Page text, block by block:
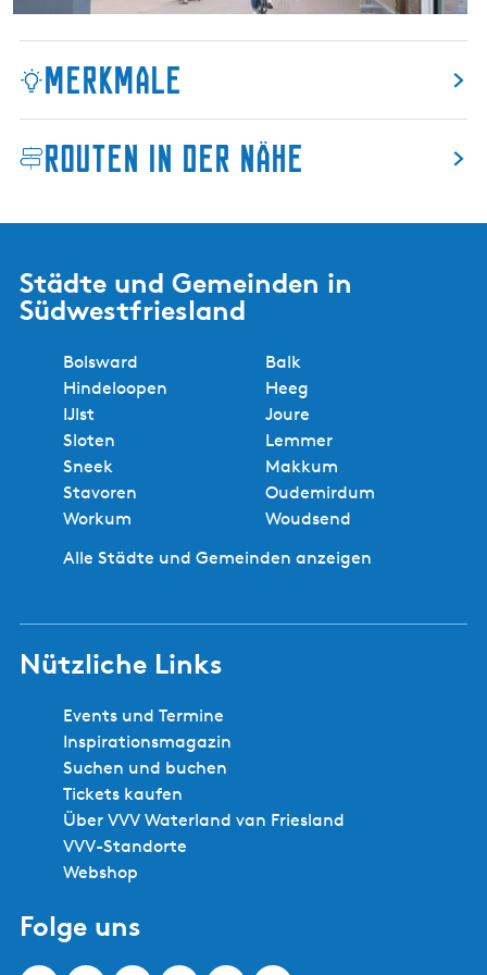
Merkmale
Routen in der Nähe
Städte und Gemeinden in
Südwestfriesland
Bolsward
Balk
Hindeloopen
Heeg
IJlst
Joure
Sloten
Lemmer
Sneek
Makkum
Stavoren
Oudemirdum
Workum
Woudsend
Alle Städte und Gemeinden anzeigen
Nützliche Links
Events und Termine
Inspirationsmagazin
Suchen und buchen
Tickets kaufen
Über VVV Waterland van Friesland
VVV-Standorte
Webshop
Folge uns